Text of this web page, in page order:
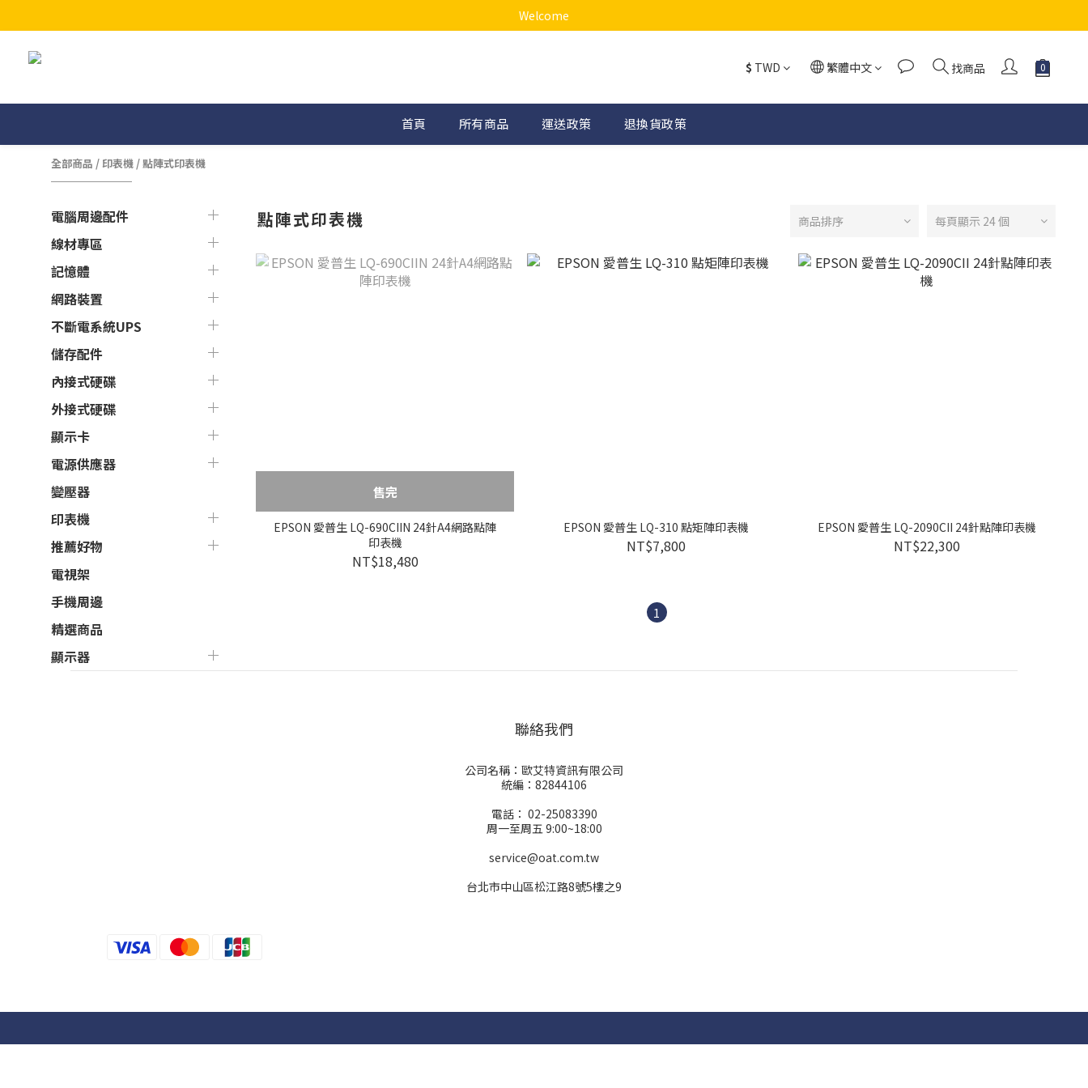
Welcome
$ TWD 繁體中文 找商品
首頁 所有商品 運送政策 退換貨政策
全部商品 / 印表機 /點陣式印表機
電腦周邊配件
線材專區
記憶體
網路裝置
不斷電系統UPS
儲存配件
內接式硬碟
外接式硬碟
顯示卡
電源供應器
變壓器
印表機
推薦好物
電視架
手機周邊
精選商品
顯示器
點陣式印表機 商品排序 每頁顯示 24 個
售完
EPSON 愛普生 LQ-690CIIN 24針A4網路點陣
印表機
NT$18,480
EPSON 愛普生 LQ-310 點矩陣印表機
NT$7,800
EPSON 愛普生 LQ-2090CII 24針點陣印表機
NT$22,300
1
聯絡我們
公司名稱：歐艾特資訊有限公司
統編：82844106
電話： 02-25083390
周一至周五 9:00~18:00
service@oat.com.tw
台北市中山區松江路8號5樓之9